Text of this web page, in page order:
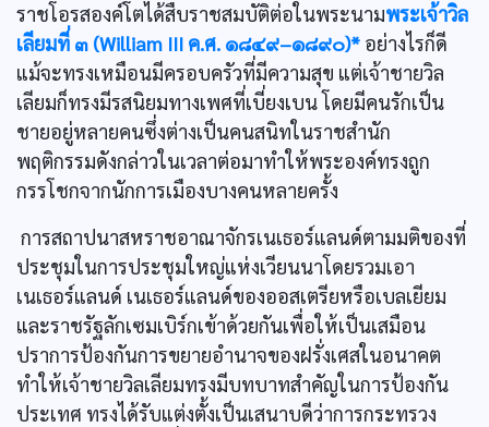
ราชโอรสองค์โตได้สืบราชสมบัติต่อในพระนามพระเจ้าวิล
เลียมที่ ๓ (William III ค.ศ. ๑๘๔๙–๑๘๙๐)* อย่างไรก็ดี
แม้จะทรงเหมือนมีครอบครัวที่มีความสุข แต่เจ้าชายวิล
เลียมก็ทรงมีรสนิยมทางเพศที่เบี่ยงเบน โดยมีคนรักเป็น
ชายอยู่หลายคนซึ่งต่างเป็นคนสนิทในราชสำนัก
พฤติกรรมดังกล่าวในเวลาต่อมาทำให้พระองค์ทรงถูก
กรรโชกจากนักการเมืองบางคนหลายครั้ง
การสถาปนาสหราชอาณาจักรเนเธอร์แลนด์ตามมติของที่
ประชุมในการประชุมใหญ่แห่งเวียนนาโดยรวมเอา
เนเธอร์แลนด์ เนเธอร์แลนด์ของออสเตรียหรือเบลเยียม
และราชรัฐลักเซมเบิร์กเข้าด้วยกันเพื่อให้เป็นเสมือน
ปราการป้องกันการขยายอำนาจของฝรั่งเศสในอนาคต
ทำให้เจ้าชายวิลเลียมทรงมีบทบาทสำคัญในการป้องกัน
ประเทศ ทรงได้รับแต่งตั้งเป็นเสนาบดีว่าการกระทรวง